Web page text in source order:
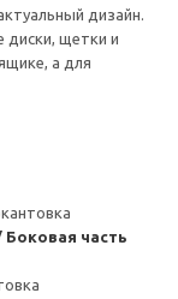
дизайн.
щетки и
а для
часть